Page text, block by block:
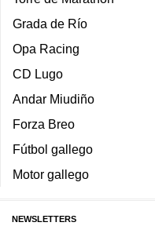
Grada de Río
Opa Racing
CD Lugo
Andar Miudiño
Forza Breo
Fútbol gallego
Motor gallego
NEWSLETTERS